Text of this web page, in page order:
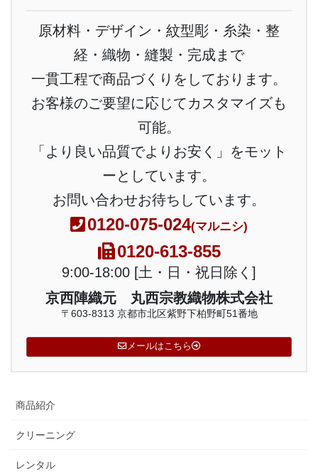
原材料・デザイン・紋型彫・糸染・整
経・織物・縫製・完成まで
一貫工程で商品づくりをしております。
お客様のご要望に応じてカスタマイズも
可能。
「より良い品質でよりお安く」をモット
ーとしています。
お問い合わせお待ちしています。
0120-075-024(マルニシ)
0120-613-855
9:00-18:00 [土・日・祝日除く]
京西陣織元 丸西宗教織物株式会社
〒603-8313 京都市北区紫野下柏野町51番地
メールはこちら
商品紹介
クリーニング
レンタル